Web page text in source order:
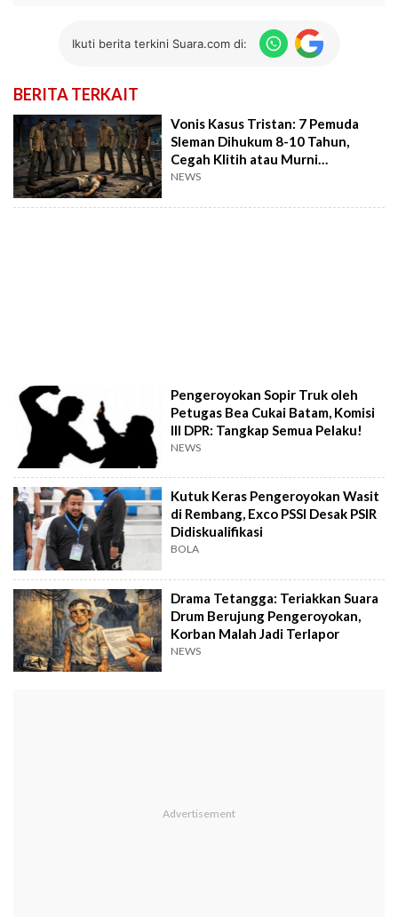
Ikuti berita terkini Suara.com di:
BERITA TERKAIT
Vonis Kasus Tristan: 7 Pemuda
Sleman Dihukum 8-10 Tahun,
Cegah Klitih atau Murni
Penganiayaan?
NEWS
Pengeroyokan Sopir Truk oleh
Petugas Bea Cukai Batam, Komisi
III DPR: Tangkap Semua Pelaku!
NEWS
Kutuk Keras Pengeroyokan Wasit
di Rembang, Exco PSSI Desak PSIR
Didiskualifikasi
BOLA
Drama Tetangga: Teriakkan Suara
Drum Berujung Pengeroyokan,
Korban Malah Jadi Terlapor
NEWS